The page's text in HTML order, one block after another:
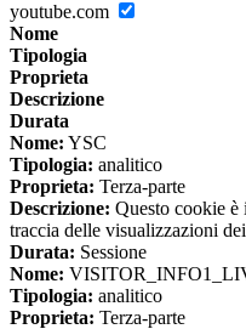
youtube.com
Nome
Tipologia
Proprieta
Descrizione
Durata
Nome: YSC
Tipologia: analitico
Proprieta: Terza-parte
Descrizione: Questo cookie è
traccia delle visualizzazioni
Durata: Sessione
Nome:
Tipologia: analitico
Proprieta: Terza-parte